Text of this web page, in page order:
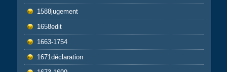
1588jugement
1658edit
1663-1754
1671déclaration